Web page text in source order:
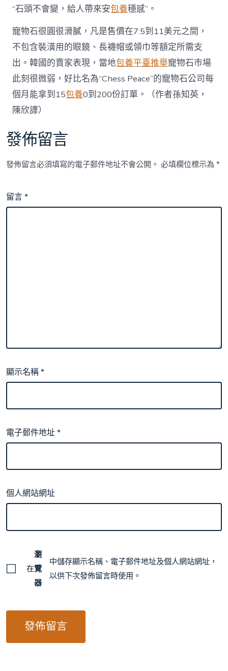
“石頭不會變，給人帶來安包養穩感”。
寵物石很圓很滑膩，凡是售價在7.5到11美元之間，
不包含裝潢用的眼鏡、長襪帽或領巾等額定所需支
出。韓國的賣家表現，當地包養平臺推舉寵物石市場
此刻很微弱，好比名為“Chess Peace”的寵物石公司每
個月能拿到15包養0到200份訂單。（作者孫知英，
陳欣譯）
發佈留言
發佈留言必須填寫的電子郵件地址不會公開。 必填欄位標示為*
留言*
顯示名稱*
電子郵件地址*
個人網站網址
在
瀏
覽
器
中儲存顯示名稱、電子郵件地址及個人網站網址，
以供下次發佈留言時使用。